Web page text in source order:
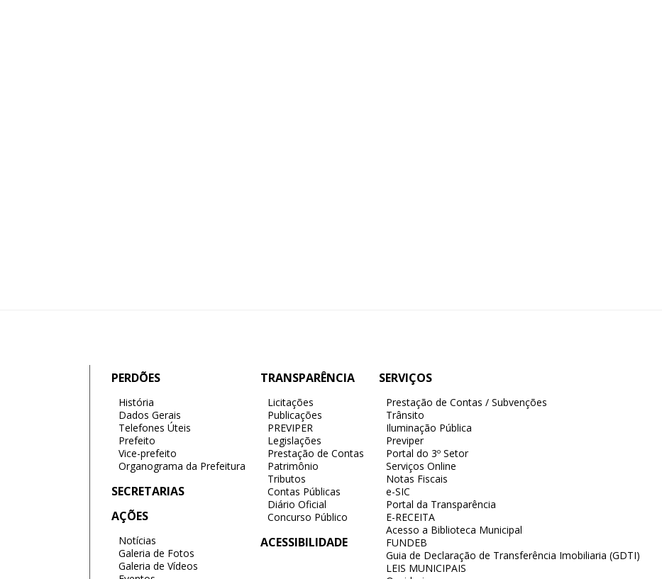
PERDÕES
História
Dados Gerais
Telefones Úteis
Prefeito
Vice-prefeito
Organograma da Prefeitura
SECRETARIAS
AÇÕES
Notícias
Galeria de Fotos
Galeria de Vídeos
TRANSPARÊNCIA
Licitações
Publicações
PREVIPER
Legislações
Prestação de Contas
Patrimônio
Tributos
Contas Públicas
Diário Oficial
Concurso Público
ACESSIBILIDADE
SERVIÇOS
Prestação de Contas / Subvenções
Trânsito
Iluminação Pública
Previper
Portal do 3º Setor
Serviços Online
Notas Fiscais
e-SIC
Portal da Transparência
E-RECEITA
Acesso a Biblioteca Municipal
FUNDEB
Guia de Declaração de Transferência Imobiliaria (GDTI)
LEIS MUNICIPAIS